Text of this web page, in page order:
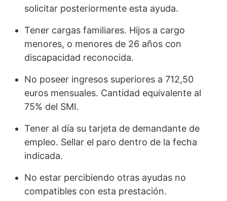
solicitar posteriormente esta ayuda.
Tener cargas familiares. Hijos a cargo
menores, o menores de 26 años con
discapacidad reconocida.
No poseer ingresos superiores a 712,50
euros mensuales. Cantidad equivalente al
75% del SMI.
Tener al día su tarjeta de demandante de
empleo. Sellar el paro dentro de la fecha
indicada.
No estar percibiendo otras ayudas no
compatibles con esta prestación.